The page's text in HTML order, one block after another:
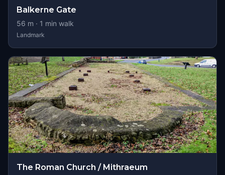
Balkerne Gate
56 m · 1 min walk
Landmark
The Roman Church / Mithraeum